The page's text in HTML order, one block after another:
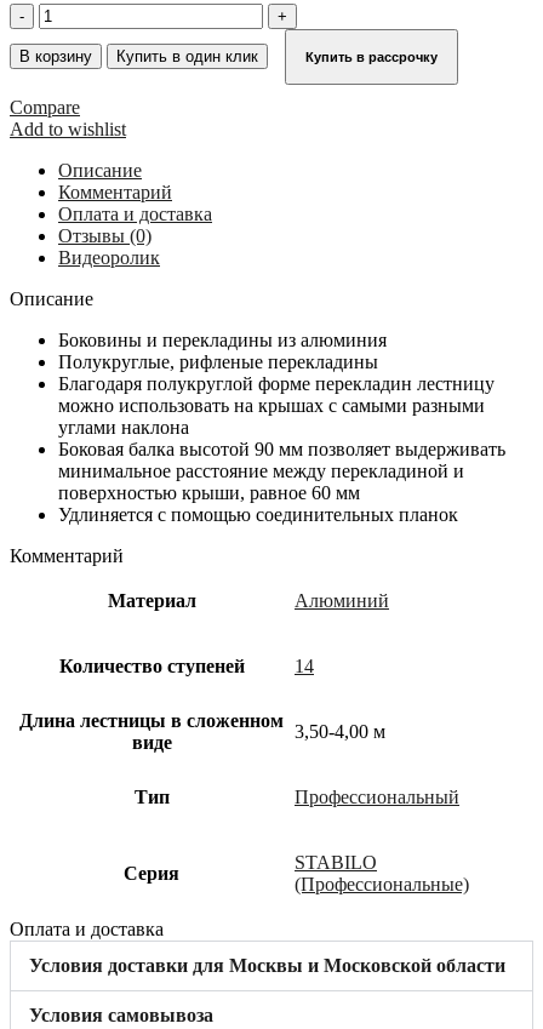
Количество
товара
Стационарная
для
крыши
KRAUSE
14
ст.
антрацитовая
804815
В корзину Купить в один клик Купить в рассрочку
Compare
Add to wishlist
Описание
Комментарий
Оплата и доставка
Отзывы (0)
Видеоролик
Описание
Боковины и перекладины из алюминия
Полукруглые, рифленые перекладины
Благодаря полукруглой форме перекладин лестницу
можно использовать на крышах с самыми разными
углами наклона
Боковая балка высотой 90 мм позволяет выдерживать
минимальное расстояние между перекладиной и
поверхностью крыши, равное 60 мм
Удлиняется с помощью соединительных планок
Комментарий
Материал Алюминий
Количество ступеней 14
Длина лестницы в сложенном
виде
3,50-4,00 м
Тип Профессиональный
Cерия
STABILO
(Профессиональные)
Оплата и доставка
Условия доставки для Москвы и Московской области
Условия самовывоза